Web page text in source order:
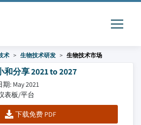
术 生物技术研发 生物技术市场
分享 2021 to 2027
: May 2021
表板/平台
下载免费 PDF